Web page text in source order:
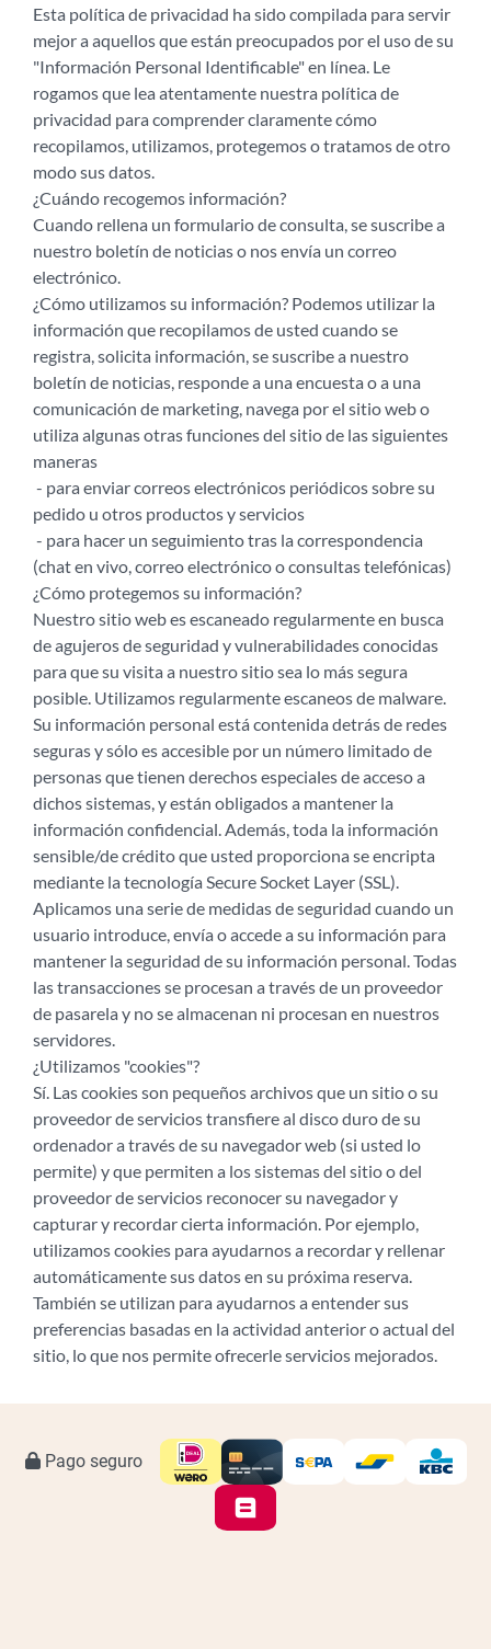
Esta política de privacidad ha sido compilada para servir
mejor a aquellos que están preocupados por el uso de su
"Información Personal Identificable" en línea. Le
rogamos que lea atentamente nuestra política de
privacidad para comprender claramente cómo
recopilamos, utilizamos, protegemos o tratamos de otro
modo sus datos.
¿Cuándo recogemos información?
Cuando rellena un formulario de consulta, se suscribe a
nuestro boletín de noticias o nos envía un correo
electrónico.
¿Cómo utilizamos su información? Podemos utilizar la
información que recopilamos de usted cuando se
registra, solicita información, se suscribe a nuestro
boletín de noticias, responde a una encuesta o a una
comunicación de marketing, navega por el sitio web o
utiliza algunas otras funciones del sitio de las siguientes
maneras
- para enviar correos electrónicos periódicos sobre su
pedido u otros productos y servicios
- para hacer un seguimiento tras la correspondencia
(chat en vivo, correo electrónico o consultas telefónicas)
¿Cómo protegemos su información?
Nuestro sitio web es escaneado regularmente en busca
de agujeros de seguridad y vulnerabilidades conocidas
para que su visita a nuestro sitio sea lo más segura
posible. Utilizamos regularmente escaneos de malware.
Su información personal está contenida detrás de redes
seguras y sólo es accesible por un número limitado de
personas que tienen derechos especiales de acceso a
dichos sistemas, y están obligados a mantener la
información confidencial. Además, toda la información
sensible/de crédito que usted proporciona se encripta
mediante la tecnología Secure Socket Layer (SSL).
Aplicamos una serie de medidas de seguridad cuando un
usuario introduce, envía o accede a su información para
mantener la seguridad de su información personal. Todas
las transacciones se procesan a través de un proveedor
de pasarela y no se almacenan ni procesan en nuestros
servidores.
¿Utilizamos "cookies"?
Sí. Las cookies son pequeños archivos que un sitio o su
proveedor de servicios transfiere al disco duro de su
ordenador a través de su navegador web (si usted lo
permite) y que permiten a los sistemas del sitio o del
proveedor de servicios reconocer su navegador y
capturar y recordar cierta información. Por ejemplo,
utilizamos cookies para ayudarnos a recordar y rellenar
automáticamente sus datos en su próxima reserva.
También se utilizan para ayudarnos a entender sus
preferencias basadas en la actividad anterior o actual del
sitio, lo que nos permite ofrecerle servicios mejorados.
Pago seguro